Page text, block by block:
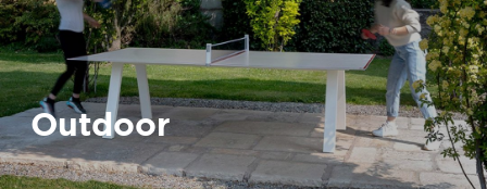
Outdoor